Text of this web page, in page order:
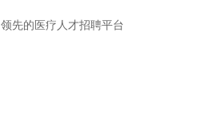
领先的医疗人才招聘平台